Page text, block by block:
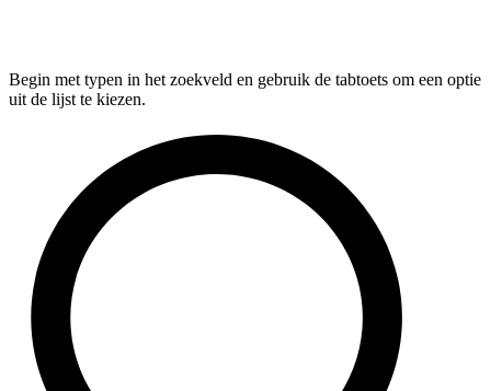
Begin met typen in het zoekveld en gebruik de tabtoets om een optie
uit de lijst te kiezen.